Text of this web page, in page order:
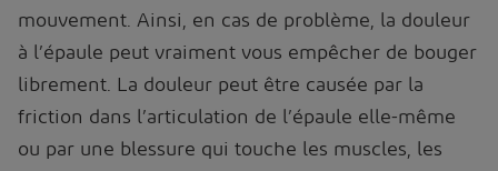
mouvement. Ainsi, en cas de problème, la douleur
à l’épaule peut vraiment vous empêcher de bouger
librement. La douleur peut être causée par la
friction dans l’articulation de l’épaule elle-même
ou par une blessure qui touche les muscles, les